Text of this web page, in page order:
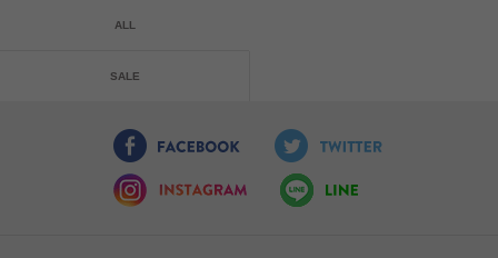
ALL
SALE